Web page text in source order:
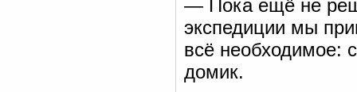
— Пока ещё не
экспедиции мы
всё необходимое:
домик.